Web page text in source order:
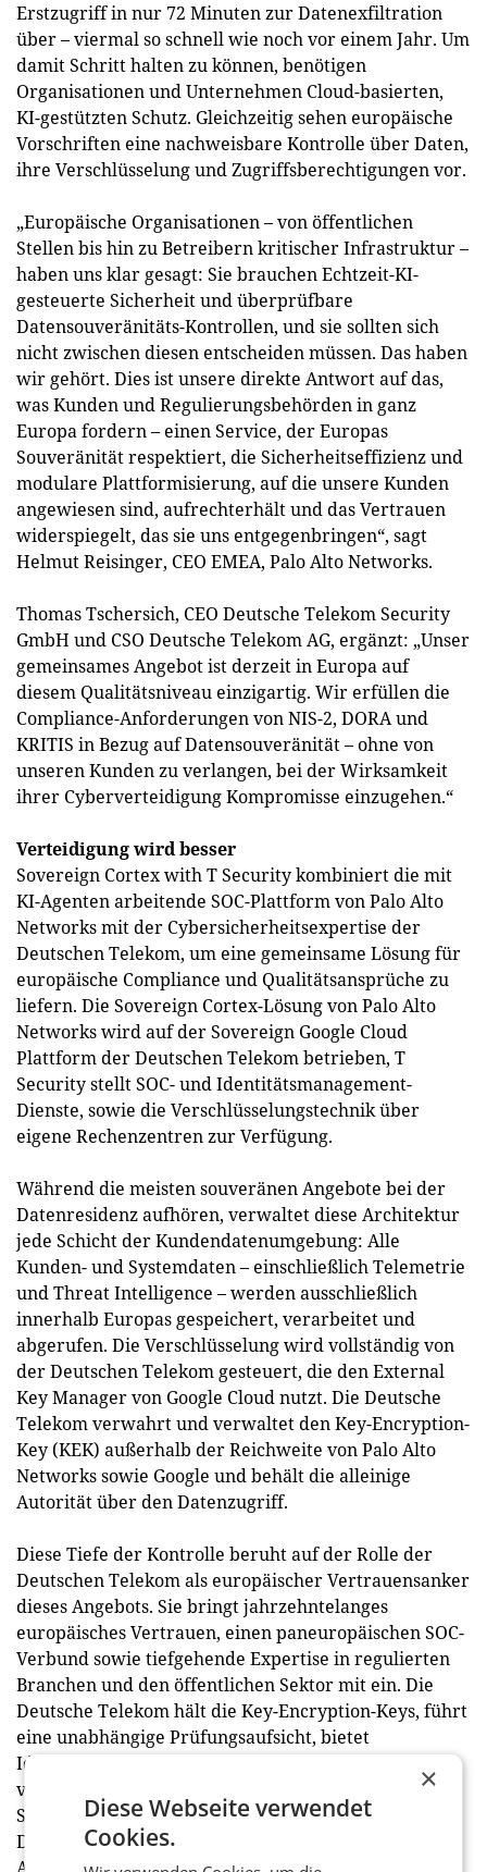
Erstzugriff in nur 72 Minuten zur Datenexfiltration
über – viermal so schnell wie noch vor einem Jahr. Um
damit Schritt halten zu können, benötigen
Organisationen und Unternehmen Cloud-basierten,
KI-gestützten Schutz. Gleichzeitig sehen europäische
Vorschriften eine nachweisbare Kontrolle über Daten,
ihre Verschlüsselung und Zugriffsberechtigungen vor.
„Europäische Organisationen – von öffentlichen
Stellen bis hin zu Betreibern kritischer Infrastruktur –
haben uns klar gesagt: Sie brauchen Echtzeit-KI-
gesteuerte Sicherheit und überprüfbare
Datensouveränitäts-Kontrollen, und sie sollten sich
nicht zwischen diesen entscheiden müssen. Das haben
wir gehört. Dies ist unsere direkte Antwort auf das,
was Kunden und Regulierungsbehörden in ganz
Europa fordern – einen Service, der Europas
Souveränität respektiert, die Sicherheitseffizienz und
modulare Plattformisierung, auf die unsere Kunden
angewiesen sind, aufrechterhält und das Vertrauen
widerspiegelt, das sie uns entgegenbringen“, sagt
Helmut Reisinger, CEO EMEA, Palo Alto Networks.
Thomas Tschersich, CEO Deutsche Telekom Security
GmbH und CSO Deutsche Telekom AG, ergänzt: „Unser
gemeinsames Angebot ist derzeit in Europa auf
diesem Qualitätsniveau einzigartig. Wir erfüllen die
Compliance-Anforderungen von NIS-2, DORA und
KRITIS in Bezug auf Datensouveränität – ohne von
unseren Kunden zu verlangen, bei der Wirksamkeit
ihrer Cyberverteidigung Kompromisse einzugehen.“
Verteidigung wird besser
Sovereign Cortex with T Security kombiniert die mit
KI-Agenten arbeitende SOC-Plattform von Palo Alto
Networks mit der Cybersicherheitsexpertise der
Deutschen Telekom, um eine gemeinsame Lösung für
europäische Compliance und Qualitätsansprüche zu
liefern. Die Sovereign Cortex-Lösung von Palo Alto
Networks wird auf der Sovereign Google Cloud
Plattform der Deutschen Telekom betrieben, T
Security stellt SOC- und Identitätsmanagement-
Dienste, sowie die Verschlüsselungstechnik über
eigene Rechenzentren zur Verfügung.
Während die meisten souveränen Angebote bei der
Datenresidenz aufhören, verwaltet diese Architektur
jede Schicht der Kundendatenumgebung: Alle
Kunden- und Systemdaten – einschließlich Telemetrie
und Threat Intelligence – werden ausschließlich
innerhalb Europas gespeichert, verarbeitet und
abgerufen. Die Verschlüsselung wird vollständig von
der Deutschen Telekom gesteuert, die den External
Key Manager von Google Cloud nutzt. Die Deutsche
Telekom verwahrt und verwaltet den Key-Encryption-
Key (KEK) außerhalb der Reichweite von Palo Alto
Networks sowie Google und behält die alleinige
Autorität über den Datenzugriff.
Diese Tiefe der Kontrolle beruht auf der Rolle der
Deutschen Telekom als europäischer Vertrauensanker
dieses Angebots. Sie bringt jahrzehntelanges
europäisches Vertrauen, einen paneuropäischen SOC-
Verbund sowie tiefgehende Expertise in regulierten
Branchen und den öffentlichen Sektor mit ein. Die
Deutsche Telekom hält die Key-Encryption-Keys, führt
eine unabhängige Prüfungsaufsicht, bietet
Identitätsdienste an und betreibt den Service
vollständig innerhalb Europas. Dadurch wird
Souveränität zu einer strukturellen Eigenschaft des
Dienstes und nicht lediglich zu einer vertraglichen
×
Diese Webseite verwendet
Cookies.